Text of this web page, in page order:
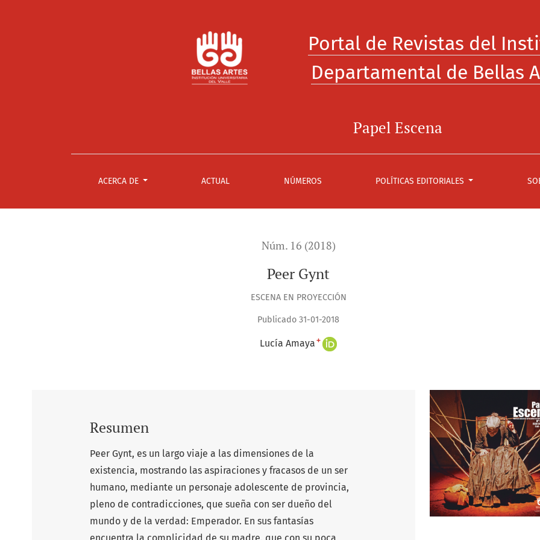
Portal de Revistas del
Departamental de Bellas
Papel Escena
ACERCA DE ACTUAL NÚMEROS POLÍTICAS EDITORIALES
Núm. 16 (2018)
Peer Gynt
ESCENA EN PROYECCIÓN
Publicado 31-01-2018
Lucía Amaya +
Resumen
Peer Gynt, es un largo viaje a las dimensiones de la
existencia, mostrando las aspiraciones y fracasos de un ser
humano, mediante un personaje adolescente de provincia,
pleno de contradicciones, que sueña con ser dueño del
mundo y de la verdad: Emperador. En sus fantasías